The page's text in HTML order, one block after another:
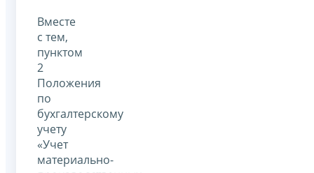
Вместе
с тем,
пунктом
2
Положения
по
бухгалтерскому
учету
«Учет
материально-